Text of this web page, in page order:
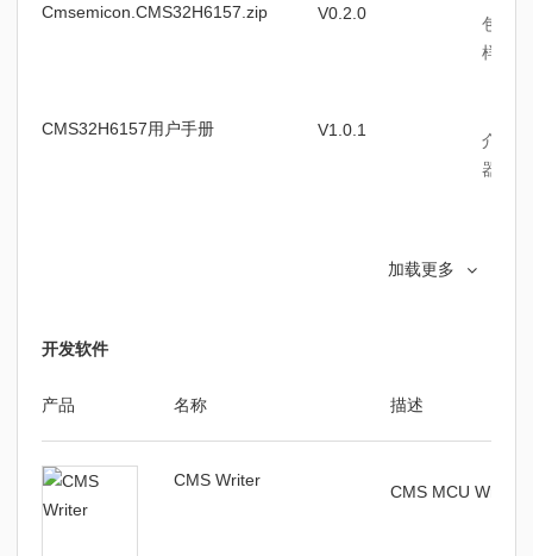
Cmsemicon.CMS32H6157.zip V0.2.0
包含
样例
CMS32H6157用户手册 V1.0.1
介绍
器、
加载更多
开发软件
产品 名称 描述
CMS Writer
CMS MCU Writer